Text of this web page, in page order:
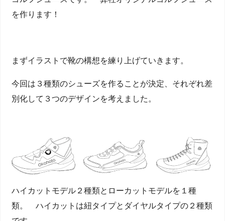
を作ります！
まずイラストで靴の構想を練り上げていきます。
今回は３種類のシューズを作ることが決定、それぞれ差
別化して３つのデザインを考えました。
ハイカットモデル２種類とローカットモデルを１種
類。 ハイカットは紐タイプとダイヤルタイプの２種類